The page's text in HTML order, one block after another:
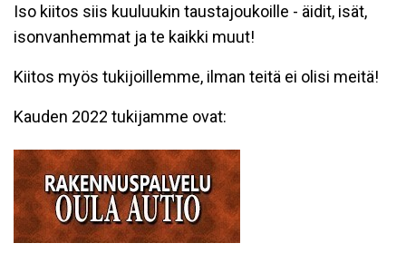
Iso kiitos siis kuuluukin taustajoukoille - äidit, isät,
isonvanhemmat ja te kaikki muut!
Kiitos myös tukijoillemme, ilman teitä ei olisi meitä!
Kauden 2022 tukijamme ovat: